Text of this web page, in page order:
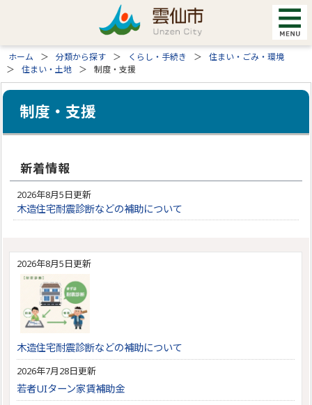
ホーム 分類から探す くらし・手続き
住まい・ごみ・環境
住まい・土地
制度・支援
制度・支援
新着情報
2026年8月5日更新
木造住宅耐震診断などの補助について
2026年8月5日更新
木造住宅耐震診断などの補助について
2026年7月28日更新
若者UIターン家賃補助金